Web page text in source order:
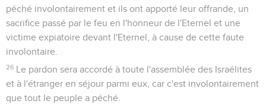
péché involontairement et ils ont apporté leur offrande, un
sacrifice passé par le feu en l'honneur de l'Eternel et une
victime expiatoire devant l'Eternel, à cause de cette faute
involontaire.
26 Le pardon sera accordé à toute l'assemblée des Israélites
et à l'étranger en séjour parmi eux, car c'est involontairement
que tout le peuple a péché.